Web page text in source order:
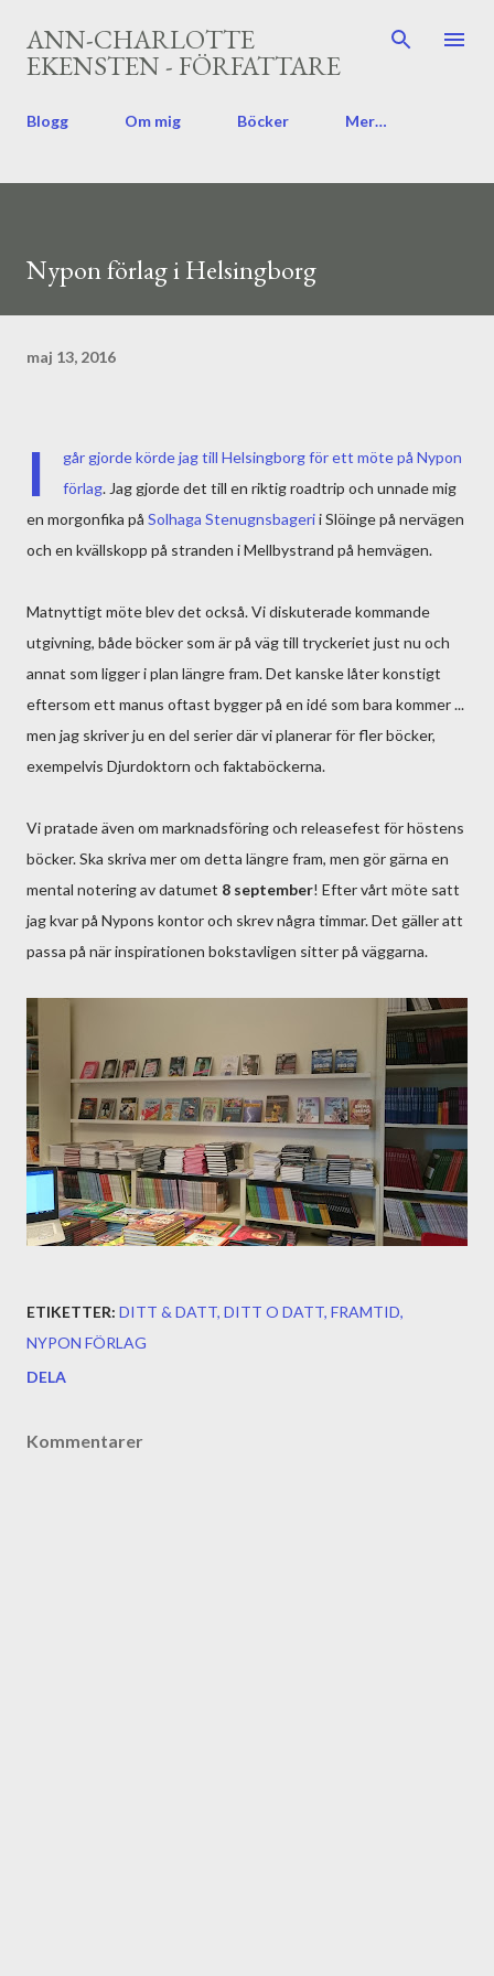
Fortsätt till huvudinnehåll
ANN-CHARLOTTE
EKENSTEN - FÖRFATTARE
Blogg Om mig Böcker Mer…
Nypon förlag i Helsingborg
maj 13, 2016
I går gjorde körde jag till Helsingborg för ett möte på Nypon
förlag. Jag gjorde det till en riktig roadtrip och unnade mig
en morgonfika på Solhaga Stenugnsbagerii Slöinge på nervägen
och en kvällskopp på stranden i Mellbystrand på hemvägen.
Matnyttigt möte blev det också. Vi diskuterade kommande
utgivning, både böcker som är på väg till tryckeriet just nu och
annat som ligger i plan längre fram. Det kanske låter konstigt
eftersom ett manus oftast bygger på en idé som bara kommer ...
men jag skriver ju en del serier där vi planerar för fler böcker,
exempelvis Djurdoktorn och faktaböckerna.
Vi pratade även om marknadsföring och releasefest för höstens
böcker. Ska skriva mer om detta längre fram, men gör gärna en
mental notering av datumet 8 september! Efter vårt möte satt
jag kvar på Nypons kontor och skrev några timmar. Det gäller att
passa på när inspirationen bokstavligen sitter på väggarna.
ETIKETTER: DITT & DATT DITT O DATT FRAMTID
NYPON FÖRLAG
DELA
Kommentarer